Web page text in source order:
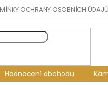
OCHRANY OSOBNÍCH ÚDAJŮ
Hodnocení obchodu